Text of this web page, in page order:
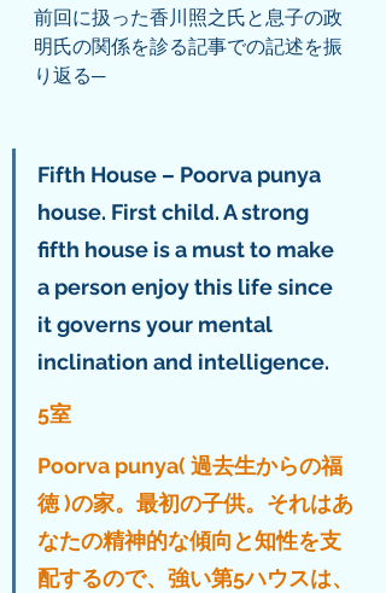
前回に扱った香川照之氏と息子の政
明氏の関係を診る記事での記述を振
り返る─
Fifth House – Poorva punya
house. First child. A strong
fifth house is a must to make
a person enjoy this life since
it governs your mental
inclination and intelligence.
5室
Poorva punya( 過去生からの福
徳 )の家。最初の子供。それはあ
なたの精神的な傾向と知性を支
配するので、強い第5ハウスは、